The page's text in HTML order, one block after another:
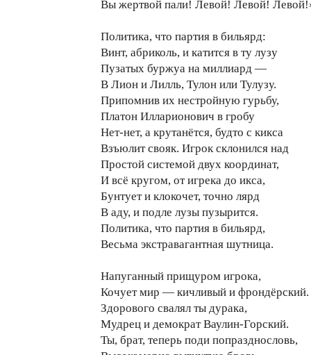
Вы жертвой пали! Левой! Левой!
Политика, что партия в бильярд:
Винт, абриколь, и катится в ту лузу
Пузатых буржуа на миллиард —
В Лион и Лилль, Тулон или Тулузу.
Припомнив их нестройную гурьбу,
Платон Илларионович в гробу
Нет-нет, а крутанётся, будто с кикса
Взъюлит свояк. Игрок склонился над
Простой системой двух координат,
И всё кругом, от игрека до икса,
Бунтует и клокочет, точно лярд
В аду, и подле лузы пузырится.
Политика, что партия в бильярд,
Весьма экстравагантная шутница.
Напуганный прищуром игрока,
Кочует мир — кичливый и фрондёрский.
Здорового свалял ты дурака,
Мудрец и демократ Ваулин-Горский.
Ты, брат, теперь поди попразднословь,